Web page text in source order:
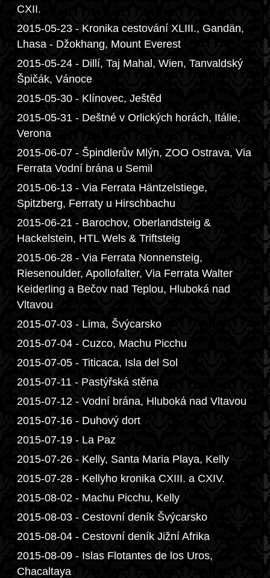
CXII.
2015-05-23 - Kronika cestování XLIII., Gandän,
Lhasa - Džokhang, Mount Everest
2015-05-24 - Dillí, Taj Mahal, Wien, Tanvaldský
Špičák, Vánoce
2015-05-30 - Klínovec, Ještěd
2015-05-31 - Deštné v Orlických horách, Itálie,
Verona
2015-06-07 - Špindlerův Mlýn, ZOO Ostrava, Via
Ferrata Vodní brána u Semil
2015-06-13 - Via Ferrata Häntzelstiege,
Spitzberg, Ferraty u Hirschbachu
2015-06-21 - Barochov, Oberlandsteig &
Hackelstein, HTL Wels & Triftsteig
2015-06-28 - Via Ferrata Nonnensteig,
Riesenoulder, Apollofalter, Via Ferrata Walter
Keiderling a Bečov nad Teplou, Hluboká nad
Vltavou
2015-07-03 - Lima, Švýcarsko
2015-07-04 - Cuzco, Machu Picchu
2015-07-05 - Titicaca, Isla del Sol
2015-07-11 - Pastýřská stěna
2015-07-12 - Vodní brána, Hluboká nad Vltavou
2015-07-16 - Duhový dort
2015-07-19 - La Paz
2015-07-26 - Kelly, Santa Maria Playa, Kelly
2015-07-28 - Kellyho kronika CXIII. a CXIV.
2015-08-02 - Machu Picchu, Kelly
2015-08-03 - Cestovní deník Švýcarsko
2015-08-04 - Cestovní deník Jižní Afrika
2015-08-09 - Islas Flotantes de los Uros,
Chacaltaya